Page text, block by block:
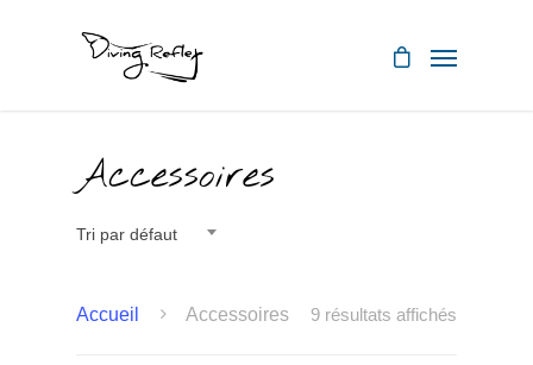
Accessoires
Tri par défaut
9 résultats affichés
Accueil Accessoires